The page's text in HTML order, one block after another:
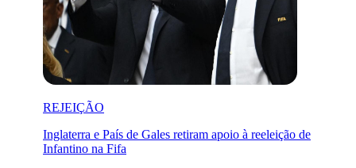
REJEIÇÃO
Inglaterra e País de Gales retiram apoio à reeleição de
Infantino na Fifa